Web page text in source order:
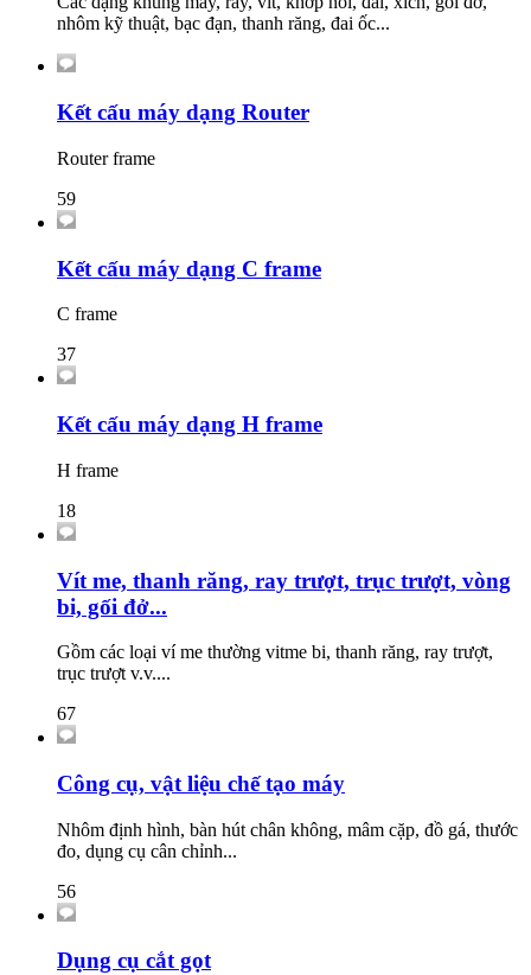
nhôm kỹ thuật, bạc đạn, thanh răng, đai ốc...
Kết cấu máy dạng Router
Router frame
59
Kết cấu máy dạng C frame
C frame
37
Kết cấu máy dạng H frame
H frame
18
Vít me, thanh răng, ray trượt, trục trượt, vòng
bi, gối đở...
Gồm các loại ví me thường vitme bi, thanh răng, ray trượt,
trục trượt v.v....
67
Công cụ, vật liệu chế tạo máy
Nhôm định hình, bàn hút chân không, mâm cặp, đồ gá, thước
đo, dụng cụ cân chỉnh...
56
Dụng cụ cắt gọt